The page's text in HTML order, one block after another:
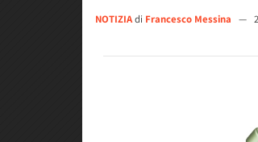
NOTIZIAdi Francesco Messina —